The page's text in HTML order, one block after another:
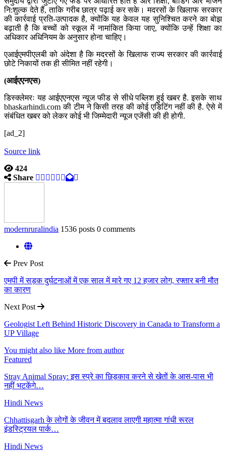
नि:शुल्क देते हैं, ताकि गरीब छात्र पढ़ाई कर सके। मदरसों के खिलाफ सरकार
की कार्रवाई प्रति-उत्पादक है, क्योंकि यह केवल यह सुनिश्चित करने का बोझ
बढ़ाती है कि बच्चों को स्कूल में नामांकित किया जाए, क्योंकि उन्हें शिक्षा का
अधिकार अधिनियम के अनुसार होना चाहिए।
एआईएमपीएलबी को अंदेशा है कि मदरसों के खिलाफ राज्य सरकार की कार्रवाई
छोटे निकायों तक ही सीमित नहीं रहेगी।
(आईएएनएस)
डिस्क्लेमरः यह आईएएनएस न्यूज फीड से सीधे पब्लिश हुई खबर है. इसके साथ
bhaskarhindi.com की टीम ने किसी तरह की कोई एडिटिंग नहीं की है. ऐसे में
संबंधित खबर को लेकर कोई भी जिम्मेदारी न्यूज एजेंसी की ही होगी.
[ad_2]
Source link
424
Share
modernruralindia 1536 posts 0 comments
Prev Post
एमपी में सड़क दुर्घटनाओं में एक साल में मारे गए 12 हजार लोग, रफ्तार बनी मौत
का कारण
Next Post
Geologist Left Behind Historic Discovery in Canada to Transform a
UP Village
You might also like More from author
Featured
Stray Animal Spray: इस स्प्रे का छिड़काव करने से खेतों के आस-पास भी
नहीं भटकेंगे…
Hindi News
Chhattisgarh के लोगों के जीवन में बदलाव लाएगी महात्मा गांधी रूरल
इंडस्ट्रियल पार्क…
Hindi News